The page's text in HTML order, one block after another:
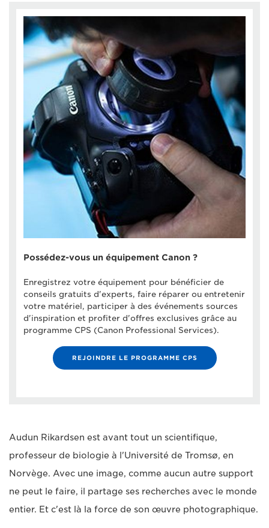
Possédez-vous un équipement Canon ?
Enregistrez votre équipement pour bénéficier de
conseils gratuits d'experts, faire réparer ou entretenir
votre matériel, participer à des événements sources
d'inspiration et profiter d'offres exclusives grâce au
programme CPS (Canon Professional Services).
REJOINDRE LE PROGRAMME CPS
Audun Rikardsen est avant tout un scientifique,
professeur de biologie à l'Université de Tromsø, en
Norvège. Avec une image, comme aucun autre support
ne peut le faire, il partage ses recherches avec le monde
entier. Et c'est là la force de son œuvre photographique.